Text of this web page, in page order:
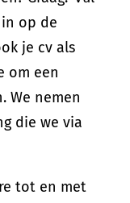
op de
je cv als
om een
We nemen
die we via
tot en met